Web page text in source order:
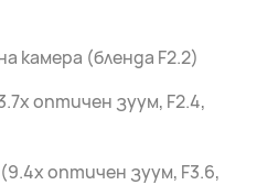
камера (бленда F2.2)
оптичен зуум, F2.4,
оптичен зуум, F3.6,